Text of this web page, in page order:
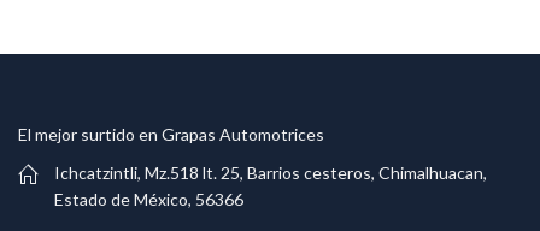
El mejor surtido en Grapas Automotrices
Ichcatzintli, Mz.518 lt. 25, Barrios cesteros, Chimalhuacan,
Estado de México, 56366